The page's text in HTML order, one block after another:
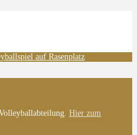
Hier zum